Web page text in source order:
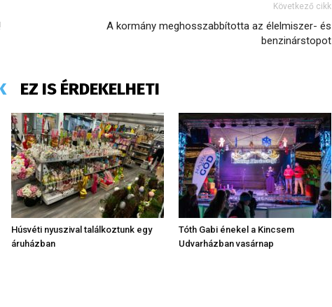
Következő cikk
A kormány meghosszabbította az élelmiszer- és
benzinárstopot
EZ IS ÉRDEKELHETI
Húsvéti nyuszival találkoztunk egy
áruházban
Tóth Gabi énekel a Kincsem
Udvarházban vasárnap